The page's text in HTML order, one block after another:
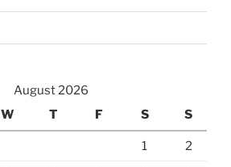
August 2026
W T F S S
1 2